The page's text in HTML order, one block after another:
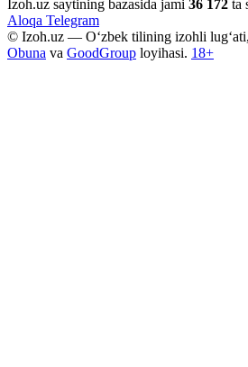
Izoh.uz saytining bazasida jami 36 172 ta
Aloqa Telegram
© Izoh.uz — O‘zbek tilining izohli
Obuna va GoodGroup loyihasi. 18+